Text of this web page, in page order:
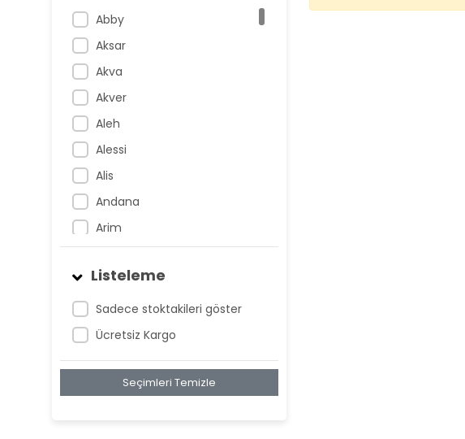
Abby
Aksar
Akva
Akver
Aleh
Alessi
Alis
Andana
Arim
Atnis
Belan
Belay
Birta
Listeleme
Sadece stoktakileri göster
Ücretsiz Kargo
Seçimleri Temizle